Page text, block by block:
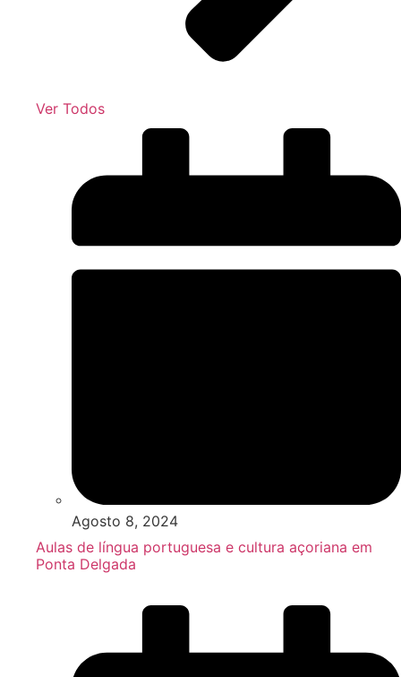
Ver Todos
Agosto 8, 2024
Aulas de língua portuguesa e cultura açoriana em
Ponta Delgada